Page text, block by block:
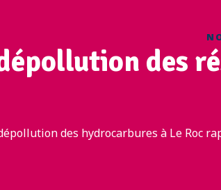
des
des hydrocarbures à Le Roc